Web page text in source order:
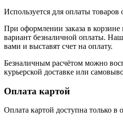
Используется для оплаты
При оформлении заказа в корзине
вариант безналичной оплаты.
вами и выставят счет на оплату.
Безналичным расчётом можно
курьерской доставке или
Оплата картой
Оплата картой доступна только в